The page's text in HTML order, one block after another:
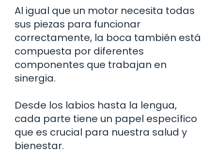
Al igual que un motor necesita todas
sus piezas para funcionar
correctamente, la boca también está
compuesta por diferentes
componentes que trabajan en
sinergia.
Desde los labios hasta la lengua,
cada parte tiene un papel específico
que es crucial para nuestra salud y
bienestar.